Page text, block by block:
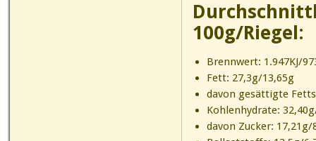
100g/Riegel:
Brennwert: 1.947KJ/
Fett: 27,3g/13,65g
davon gesättigte
Kohlenhydrate:
davon Zucker: 17,21g/